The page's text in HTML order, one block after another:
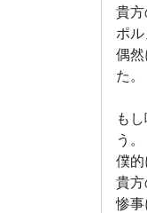
貴
ポ
偶
た。
も
う。
僕
貴
惨事